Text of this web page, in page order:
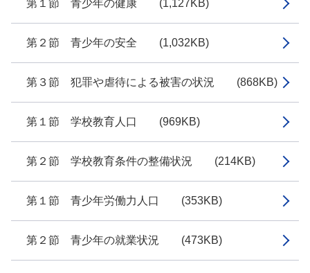
第１節 青少年の健康 (1,127KB)
第２節 青少年の安全 (1,032KB)
第３節 犯罪や虐待による被害の状況 (868KB)
第１節 学校教育人口 (969KB)
第２節 学校教育条件の整備状況 (214KB)
第１節 青少年労働力人口 (353KB)
第２節 青少年の就業状況 (473KB)